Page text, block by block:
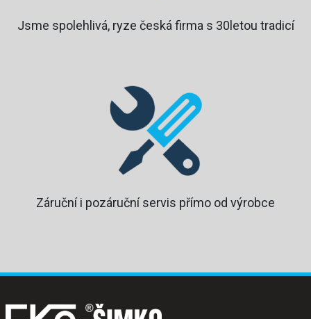
Jsme spolehlivá, ryze česká firma s 30letou tradicí
Záruční i pozáruční servis přímo od výrobce